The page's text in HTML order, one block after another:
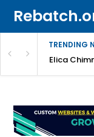
TRENDING
Elica